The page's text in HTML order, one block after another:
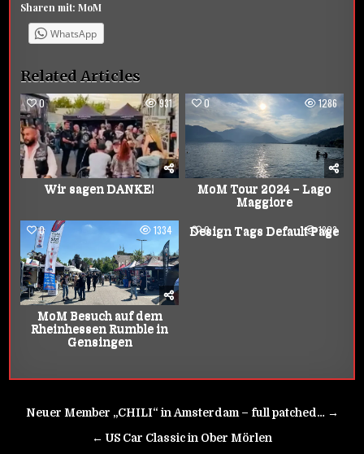
Sharen mit: MoM
WhatsApp
Related Articles
0 931
Wir sagen DANKE!
0 1286
MoM Tour 2024 – Lago
Maggiore
0 1334
MoM Besuch auf dem
Rheinhessen Rumble in
Gensingen
0 1303
Design Tags Default Page
Beitrags-
Navigation
Neuer Member „CHILI“ in Amsterdam – full patched… →
← US Car Classic in Ober Mörlen